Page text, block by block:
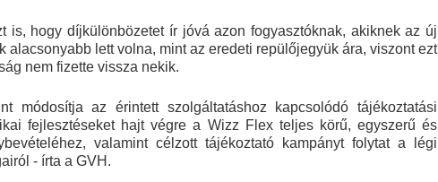
is, hogy díjkülönbözetet ír jóvá azon fogyasztóknak, akiknek az új
alacsonyabb lett volna, mint az eredeti repülőjegyük ára, viszont ezt
nem fizette vissza nekik.
módosítja az érintett szolgáltatáshoz kapcsolódó tájékoztatási
fejlesztéseket hajt végre a Wizz Flex teljes körű, egyszerű és
valamint célzott tájékoztató kampányt folytat a légi
- írta a GVH.